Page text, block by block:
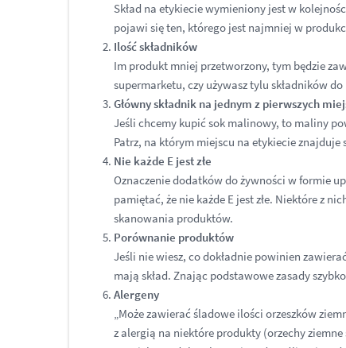
Skład na etykiecie wymieniony jest w
pojawi się ten, którego jest najmniej w
Ilość składników
Im produkt mniej przetworzony, tym będzie
supermarketu, czy używasz tylu składników
Główny składnik na jednym z pierwszych
Jeśli chcemy kupić sok malinowy, to maliny
Patrz, na którym miejscu na etykiecie znajduje
Nie każde E jest złe
Oznaczenie dodatków do żywności w formie
pamiętać, że nie każde E jest złe. Niektóre z
skanowania produktów.
Porównanie produktów
Jeśli nie wiesz, co dokładnie powinien
mają skład. Znając podstawowe zasady
Alergeny
„Może zawierać śladowe ilości orzeszków
z alergią na niektóre produkty (orzechy